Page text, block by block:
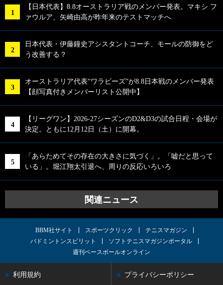
【日本代表】8.8オーストラリア戦のメンバー発表。マキシ フ
ァウルア、矢崎由高が昨年来のテストマッチへ
日本代表・伊藤鐘史アシスタントコーチ、モールの防御をど
う改善する？
オーストラリア代表“ワラビーズ”が8.8日本戦のメンバー発表
【顔写真付きメンバーリスト公開中】
【リーグワン】2026-27シーズンのD2&D3の試合日程・会場が
決定。ともに12月12日（土）に開幕。
「あらためてその存在の大きさに気づく」。「嘘だと思って
いる」。堀江翔太引退へ、周りの反応いろいろ
関連ニュース
BBM社サイト スポーツクリック
テニスマガジン
バドミントンスピリット
ソフトテニスマガジンポータル
週刊ベースボールオンライン
利用規約 プライバシーポリシー